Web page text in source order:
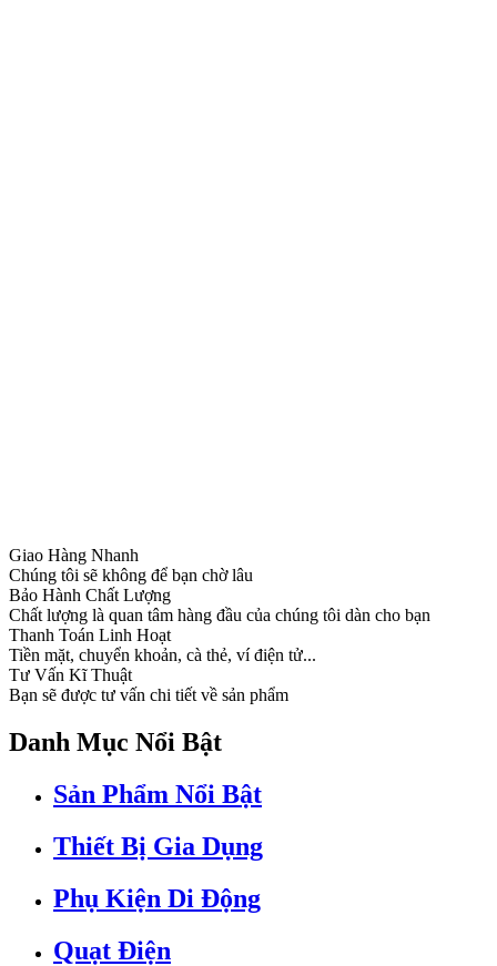
Giao Hàng Nhanh
Chúng tôi sẽ không để bạn chờ lâu
Bảo Hành Chất Lượng
Chất lượng là quan tâm hàng đầu của chúng tôi dàn cho bạn
Thanh Toán Linh Hoạt
Tiền mặt, chuyển khoản, cà thẻ, ví điện tử...
Tư Vấn Kĩ Thuật
Bạn sẽ được tư vấn chi tiết về sản phẩm
Danh Mục Nổi Bật
Sản Phẩm Nổi Bật
Thiết Bị Gia Dụng
Phụ Kiện Di Động
Quạt Điện